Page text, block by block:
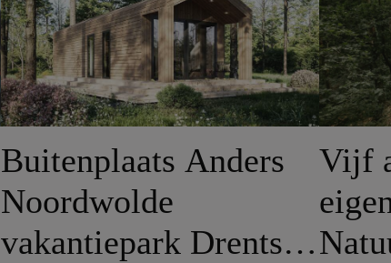
Buitenplaats Anders
Noordwolde
vakantiepark Drents-
Vijf